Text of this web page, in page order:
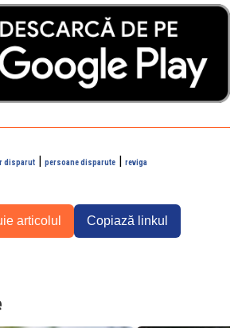
disparut | persoane disparute | reviga
articolul Copiază linkul